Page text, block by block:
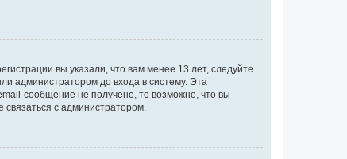
вы указали, что вам менее 13 лет, следуйте
администратором до входа в систему. Эта
сообщение не получено, то возможно, что вы
с администратором.